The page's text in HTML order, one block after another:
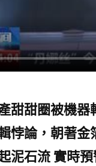
甜甜圈被機器
悖論，朝著金
泥石流 實時